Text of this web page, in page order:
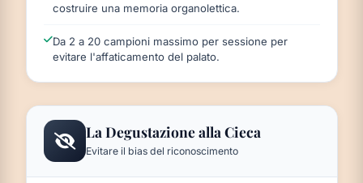
costruire una memoria organolettica.
Da 2 a 20 campioni massimo per sessione per
evitare l'affaticamento del palato.
La Degustazione alla Cieca
Evitare il bias del riconoscimento